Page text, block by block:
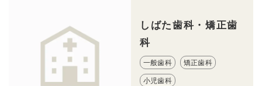
しばた歯科・矯正歯
科
一般歯科 矯正歯科
小児歯科